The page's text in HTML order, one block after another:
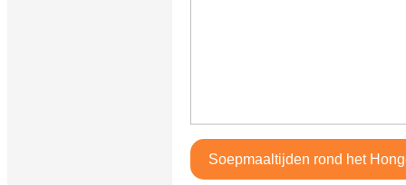
Soepmaaltijden rond het